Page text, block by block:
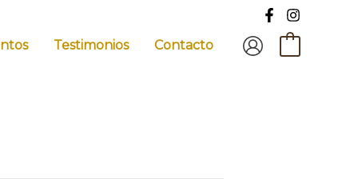
Testimonios Contacto